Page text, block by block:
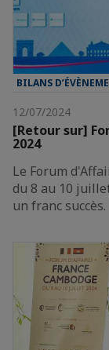
BILANS
12/07/2024
[Retour sur]
2024
Le Forum
du 8 au 10
un franc succès.